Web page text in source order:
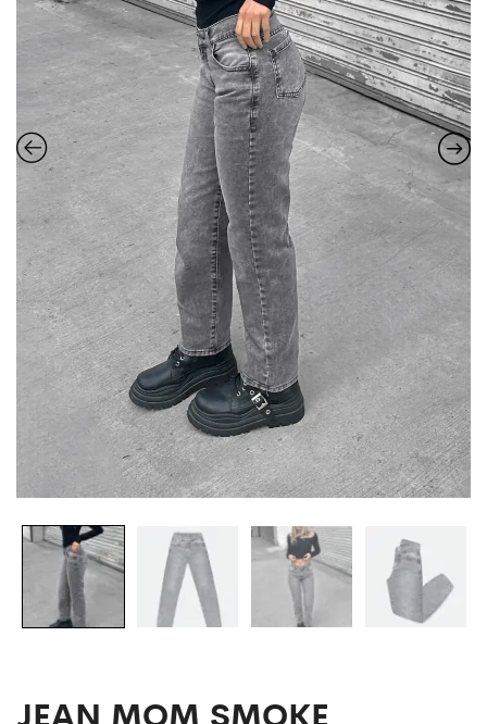
JEAN MOM SMOKE